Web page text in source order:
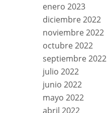
enero 2023
diciembre 2022
noviembre 2022
octubre 2022
septiembre 2022
julio 2022
junio 2022
mayo 2022
abril 2022